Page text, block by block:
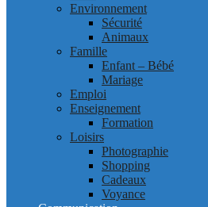
Environnement
Sécurité
Animaux
Famille
Enfant – Bébé
Mariage
Emploi
Enseignement
Formation
Loisirs
Photographie
Shopping
Cadeaux
Voyance